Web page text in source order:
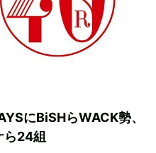
にBiSHらWACK勢、
ら24組